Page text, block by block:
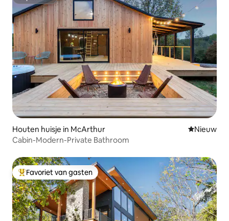
Houten huisje in McArthur Nieuwe
Nieuw
Cabin-Modern-Private Bathroom
Topfavoriet van gasten
Favoriet van gasten